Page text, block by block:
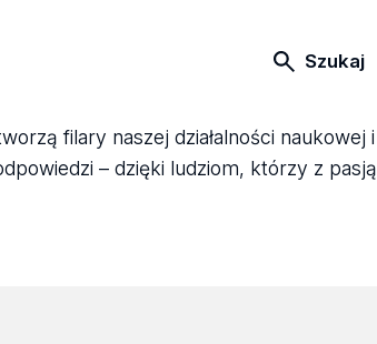
Szukaj
filary naszej działalności naukowej i
– dzięki ludziom, którzy z pasją